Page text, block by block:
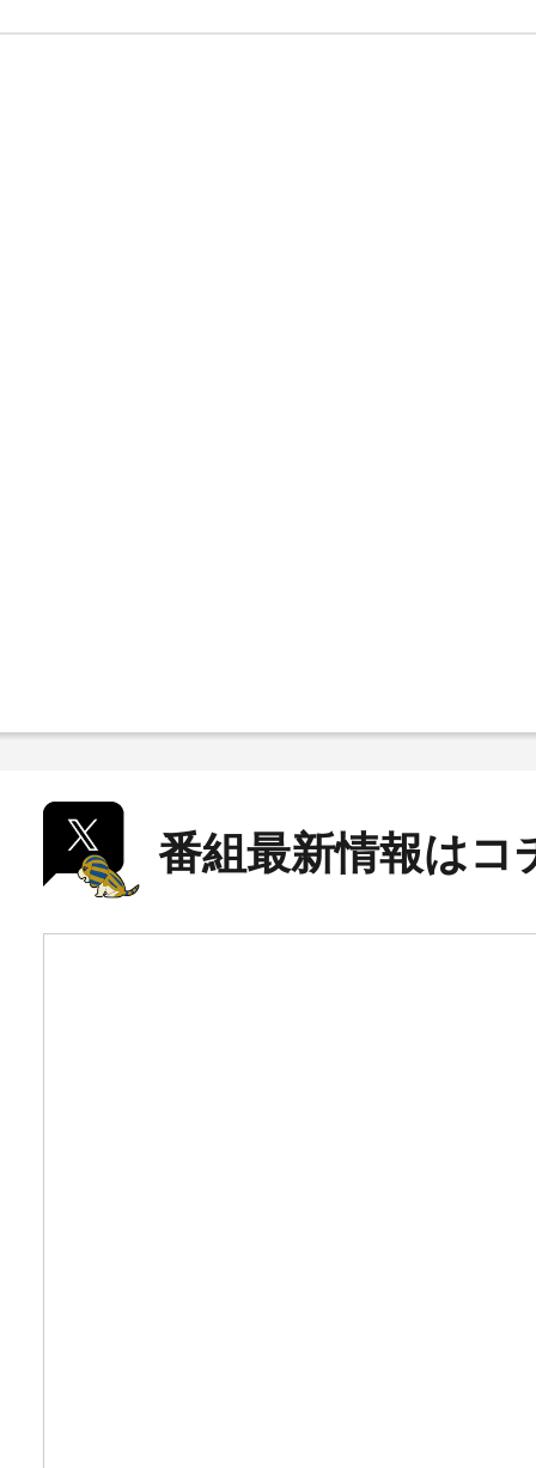
番組最新情報はコ